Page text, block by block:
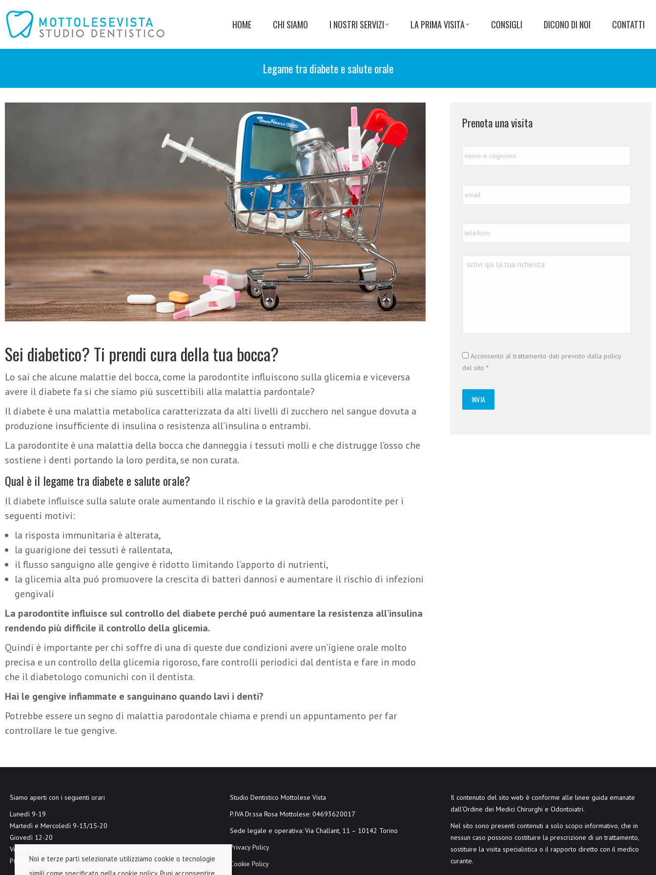
HOME CHI SIAMO I NOSTRI SERVIZI LA PRIMA VISITA CONSIGLI DICONO DI NOI CONTATTI
Legame tra diabete e salute orale
Sei diabetico? Ti prendi cura della tua bocca?
Lo sai che alcune malattie del bocca, come la parodontite influiscono sulla glicemia e viceversa
avere il diabete fa si che siamo più suscettibili alla malattia pardontale?
Il diabete è una malattia metabolica caratterizzata da alti livelli di zucchero nel sangue dovuta a
produzione insufficiente di insulina o resistenza all’insulina o entrambi.
La parodontite è una malattia della bocca che danneggia i tessuti molli e che distrugge l’osso che
sostiene i denti portando la loro perdita, se non curata.
Qual è il legame tra diabete e salute orale?
Il diabete influisce sulla salute orale aumentando il rischio e la gravità della parodontite per i
seguenti motivi:
la risposta immunitaria è alterata,
la guarigione dei tessuti è rallentata,
il flusso sanguigno alle gengive è ridotto limitando l’apporto di nutrienti,
la glicemia alta puó promuovere la crescita di batteri dannosi e aumentare il rischio di infezioni
gengivali
La parodontite influisce sul controllo del diabete perché puó aumentare la resistenza all’insulina
rendendo più difficile il controllo della glicemia.
Quindi è importante per chi soffre di una di queste due condizioni avere un’igiene orale molto
precisa e un controllo della glicemia rigoroso, fare controlli periodici dal dentista e fare in modo
che il diabetologo comunichi con il dentista.
Hai le gengive infiammate e sanguinano quando lavi i denti?
Potrebbe essere un segno di malattia parodontale chiama e prendi un appuntamento per far
controllare le tue gengive.
Prenota una visita
e
Richiesta *
Consenso
Acconsento al trattamento dati previsto dalla policy
del sito *
Siamo aperti con i seguenti orari
Lunedì 9-19
Martedì e Mercoledì 9-13/15-20
Giovedì 12-20
Venerdì 9-17
Puoi chiamarci al 338.4895772
Studio Dentistico Mottolese Vista
P.IVA Dr.ssa Rosa Mottolese: 04693620017
Sede legale e operativa: Via Challant, 11 – 10142 Torino
Privacy Policy
Cookie Policy
Il contenuto del sito web è conforme alle linee guida emanate
dall’Ordine dei Medici Chirurghi e Odontoiatri.
Nel sito sono presenti contenuti a solo scopo informativo, che in
nessun caso possono costituire la prescrizione di un trattamento,
sostituire la visita specialistica o il rapporto diretto con il medico
curante.
Noi e terze parti selezionate utilizziamo cookie o tecnologie